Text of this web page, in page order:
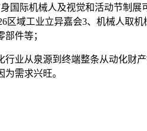
际机械人及视觉和活动节制展
域工业立异嘉会3、机械人取
件等；
从泉源到终端整条从动化财
需求兴旺。